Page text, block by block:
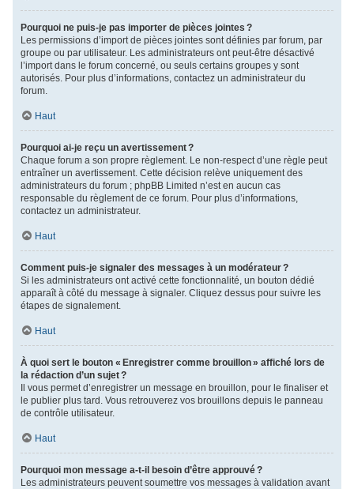
Pourquoi ne puis-je pas importer de pièces jointes ?
Les permissions d’import de pièces jointes sont définies par forum, par
groupe ou par utilisateur. Les administrateurs ont peut-être désactivé
l’import dans le forum concerné, ou seuls certains groupes y sont
autorisés. Pour plus d’informations, contactez un administrateur du
forum.
Haut
Pourquoi ai-je reçu un avertissement ?
Chaque forum a son propre règlement. Le non-respect d’une règle peut
entraîner un avertissement. Cette décision relève uniquement des
administrateurs du forum ; phpBB Limited n’est en aucun cas
responsable du règlement de ce forum. Pour plus d’informations,
contactez un administrateur.
Haut
Comment puis-je signaler des messages à un modérateur ?
Si les administrateurs ont activé cette fonctionnalité, un bouton dédié
apparaît à côté du message à signaler. Cliquez dessus pour suivre les
étapes de signalement.
Haut
À quoi sert le bouton « Enregistrer comme brouillon » affiché lors de
la rédaction d’un sujet ?
Il vous permet d’enregistrer un message en brouillon, pour le finaliser et
le publier plus tard. Vous retrouverez vos brouillons depuis le panneau
de contrôle utilisateur.
Haut
Pourquoi mon message a-t-il besoin d’être approuvé ?
Les administrateurs peuvent soumettre vos messages à validation avant